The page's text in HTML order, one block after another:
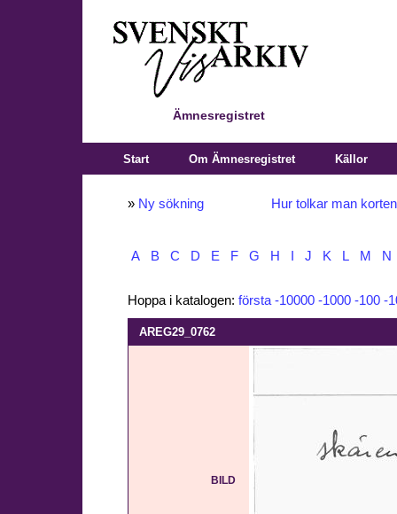
Ämnesregistret
Start Om Ämnesregistret Källor
» Ny sökning Hur tolkar man
A B C D E F G H J K L M N
Hoppa i katalogen: första -10000 -1000 -100 -
AREG29_0762
BILD